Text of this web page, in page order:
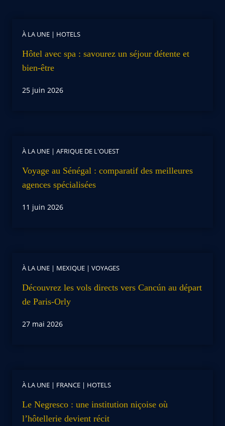
À LA UNE | HOTELS
Hôtel avec spa : savourez un séjour détente et
bien-être
25 juin 2026
À LA UNE | AFRIQUE DE L'OUEST
Voyage au Sénégal : comparatif des meilleures
agences spécialisées
11 juin 2026
À LA UNE | MEXIQUE | VOYAGES
Découvrez les vols directs vers Cancún au départ
de Paris-Orly
27 mai 2026
À LA UNE | FRANCE | HOTELS
Le Negresco : une institution niçoise où
l’hôtellerie devient récit